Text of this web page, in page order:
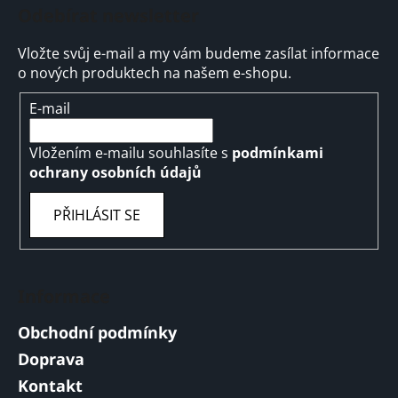
Vložte svůj e-mail a my vám budeme zasílat informace
o nových produktech na našem e-shopu.
E-mail
Vložením e-mailu souhlasíte s podmínkami
ochrany osobních údajů
PŘIHLÁSIT SE
Obchodní podmínky
Doprava
Kontakt